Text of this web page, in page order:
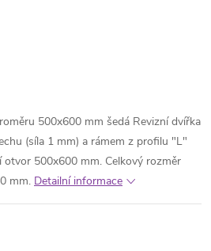
500x600 mm šedá Revizní dvířka
(síla 1 mm) a rámem z profilu "L"
500x600 mm. Celkový rozměr
mm. Detailní informace